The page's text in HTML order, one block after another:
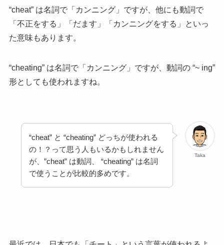
“cheat” は名詞で「カンニング」ですが、他にも動詞で
「不正をする」「だます」「カンニングをする」といっ
た意味もあります。
“cheating” は名詞で「カンニング」ですが、動詞の “~ ing”
形としても使われますね。
Taka
“cheat” と “cheating” どっちが使われる
の！？って思う人もいるかもしれません
が、”cheat” は動詞、 “cheating” は名詞
で使うことが比較的多めです。